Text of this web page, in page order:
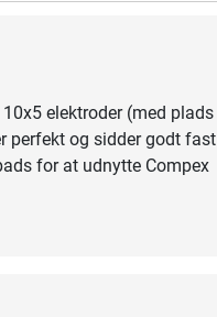
elektroder (med plads
perfekt og sidder godt fast
for at udnytte Compex